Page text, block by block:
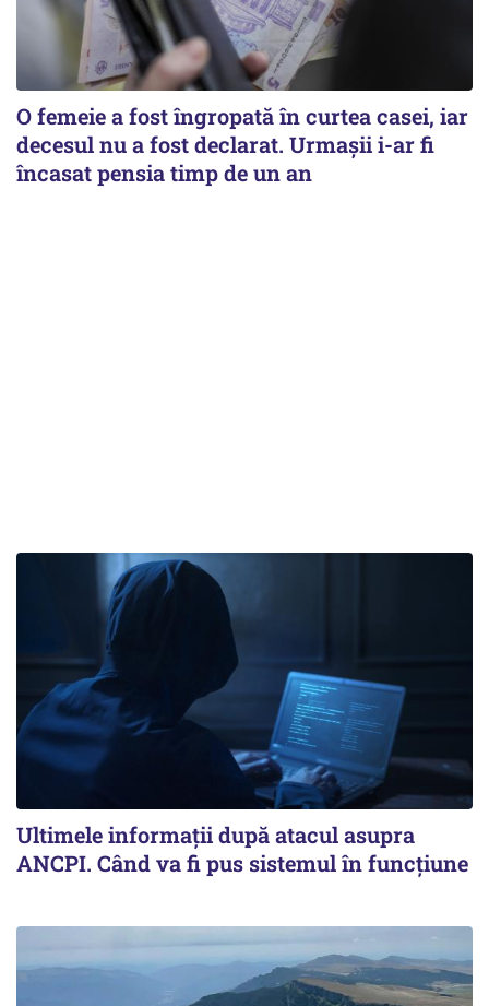
O femeie a fost îngropată în curtea casei, iar
decesul nu a fost declarat. Urmașii i-ar fi
încasat pensia timp de un an
Ultimele informații după atacul asupra
ANCPI. Când va fi pus sistemul în funcțiune